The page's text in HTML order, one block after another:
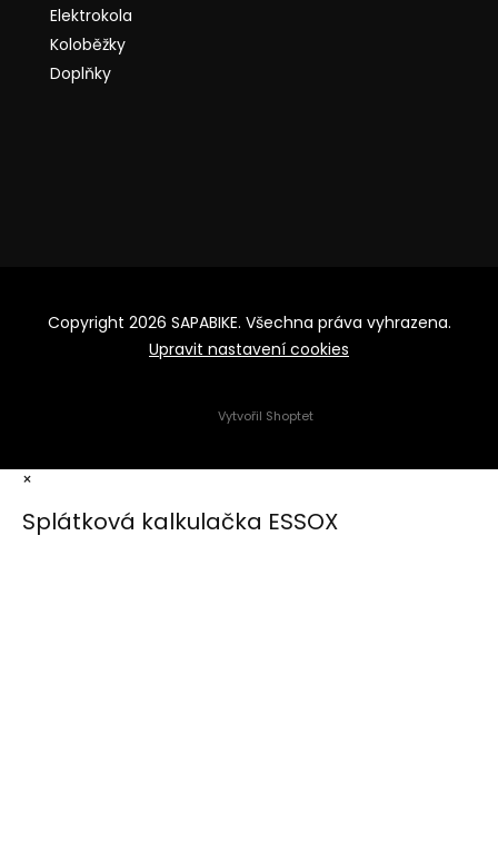
Elektrokola
Koloběžky
Doplňky
Vytvořil Shoptet
Copyright 2026 SAPABIKE. Všechna práva vyhrazena.
Upravit nastavení cookies
×
Splátková kalkulačka ESSOX